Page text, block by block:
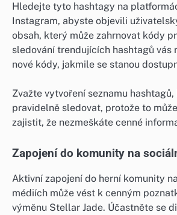
Hledejte tyto hashtagy na
Instagram, abyste objevili
obsah, který může zahrnovat kódy
sledování trendujících hashtagů vás
nové kódy, jakmile se stanou
Zvažte vytvoření seznamu
pravidelně sledovat, protože to
zajistit, že nezmeškáte cenné
Zapojení do komunity na
Aktivní zapojení do herní komunity
médiích může vést k cenným
výměnu Stellar Jade. Účastněte se